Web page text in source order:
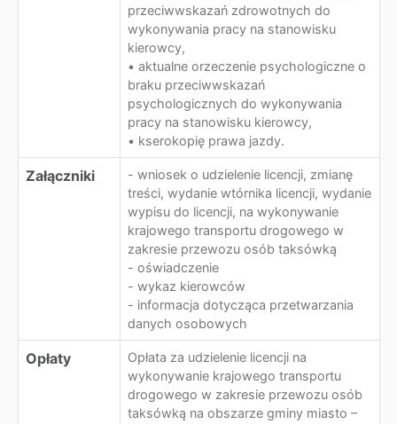
przeciwwskazań zdrowotnych do
wykonywania pracy na stanowisku
kierowcy,
• aktualne orzeczenie psychologiczne o
braku przeciwwskazań
psychologicznych do wykonywania
pracy na stanowisku kierowcy,
• kserokopię prawa jazdy.
Załączniki
- wniosek o udzielenie licencji, zmianę
treści, wydanie wtórnika licencji, wydanie
wypisu do licencji, na wykonywanie
krajowego transportu drogowego w
zakresie przewozu osób taksówką
- oświadczenie
- wykaz kierowców
- informacja dotycząca przetwarzania
danych osobowych
Opłaty
Opłata za udzielenie licencji na
wykonywanie krajowego transportu
drogowego w zakresie przewozu osób
taksówką na obszarze gminy miasto –